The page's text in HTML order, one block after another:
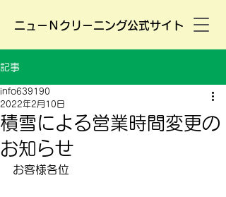
ニューＮクリーニング公式サイト
記事
積雪による営業時間変更の
お知らせ
info639190
2022年2月10日
お客様各位